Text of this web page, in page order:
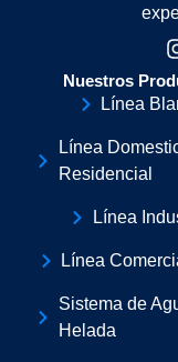
Nuestros
Línea
Línea
Residencial
Línea
Línea
Sistema de
Helada